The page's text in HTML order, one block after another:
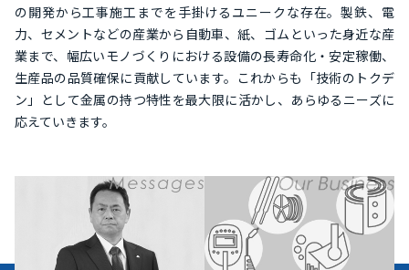
の開発から工事施工までを手掛けるユニークな存在。製鉄、電
力、セメントなどの産業から自動車、紙、ゴムといった身近な産
業まで、幅広いモノづくりにおける設備の長寿命化・安定稼働、
生産品の品質確保に貢献しています。これからも「技術のトクデ
ン」として金属の持つ特性を最大限に活かし、あらゆるニーズに
応えていきます。